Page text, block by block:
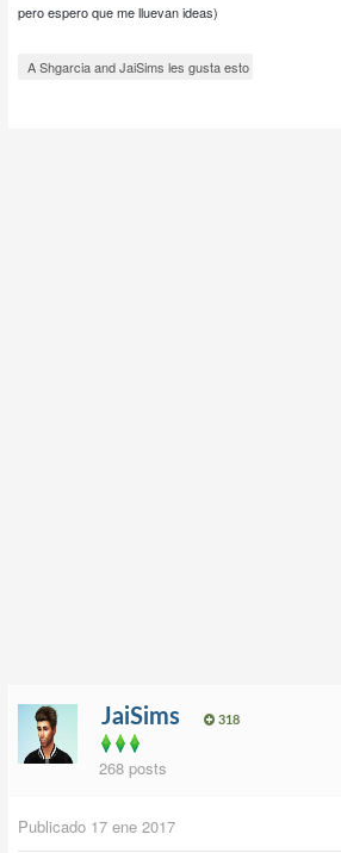
pero espero que me lluevan ideas)
A Shgarcia and JaiSims les gusta esto
JaiSims 318
268 posts
Publicado 17 ene 2017